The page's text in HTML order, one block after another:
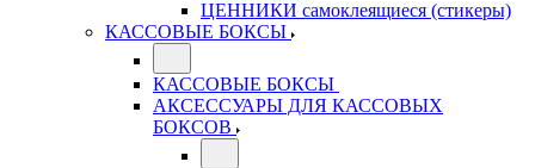
ЦЕННИКИ самоклеящиеся (стикеры)
КАССОВЫЕ БОКСЫ
КАССОВЫЕ БОКСЫ
АКСЕССУАРЫ ДЛЯ КАССОВЫХ
БОКСОВ